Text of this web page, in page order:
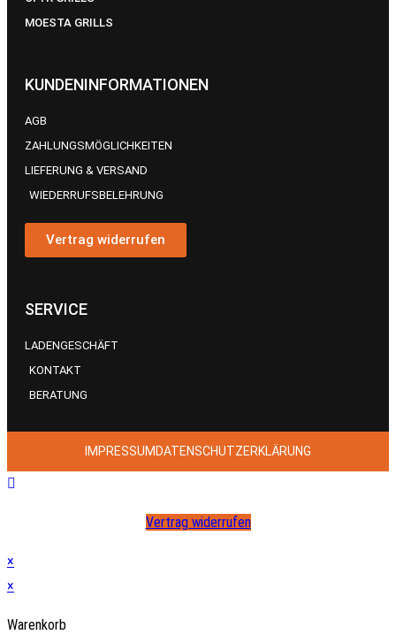
MOESTA GRILLS
KUNDENINFORMATIONEN
AGB
ZAHLUNGSMÖGLICHKEITEN
LIEFERUNG & VERSAND
WIEDERRUFSBELEHRUNG
Vertrag widerrufen
SERVICE
LADENGESCHÄFT
KONTAKT
BERATUNG
IMPRESSUM DATENSCHUTZERKLÄRUNG
Vertrag widerrufen
×
×
Warenkorb